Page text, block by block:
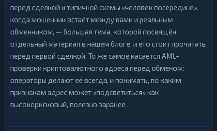
перед сделкой и типичной схемы «человек посередине»,
когда мошенник встаёт между вами и реальным
обменником, — большая тема, которой посвящён
отдельный материал в нашем блоге, и его стоит прочитать
перед первой сделкой. То же самое касается AML-
проверки криптовалютного адреса перед обменом:
операторы делают её всегда, и понимать, по каким
признакам адрес может «подсветиться» как
высокорисковый, полезно заранее.